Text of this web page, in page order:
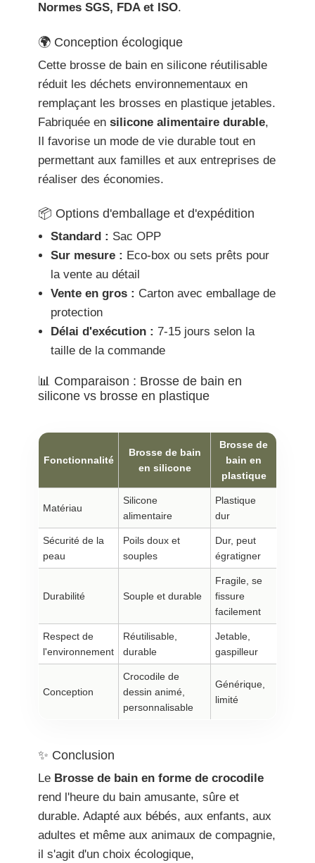
Normes SGS, FDA et ISO.
🌍 Conception écologique
Cette brosse de bain en silicone réutilisable
réduit les déchets environnementaux en
remplaçant les brosses en plastique jetables.
Fabriquée en silicone alimentaire durable,
Il favorise un mode de vie durable tout en
permettant aux familles et aux entreprises de
réaliser des économies.
📦 Options d'emballage et d'expédition
Standard : Sac OPP
Sur mesure : Eco-box ou sets prêts pour
la vente au détail
Vente en gros : Carton avec emballage de
protection
Délai d'exécution : 7-15 jours selon la
taille de la commande
📊 Comparaison : Brosse de bain en
silicone vs brosse en plastique
Fonctionnalité
Brosse de bain
en silicone
Brosse de
bain en
plastique
Matériau
Silicone
alimentaire
Plastique
dur
Sécurité de la
peau
Poils doux et
souples
Dur, peut
égratigner
Durabilité Souple et durable
Fragile, se
fissure
facilement
Respect de
l'environnement
Réutilisable,
durable
Jetable,
gaspilleur
Conception
Crocodile de
dessin animé,
personnalisable
Générique,
limité
✨ Conclusion
Le Brosse de bain en forme de crocodile
rend l'heure du bain amusante, sûre et
durable. Adapté aux bébés, aux enfants, aux
adultes et même aux animaux de compagnie,
il s'agit d'un choix écologique,